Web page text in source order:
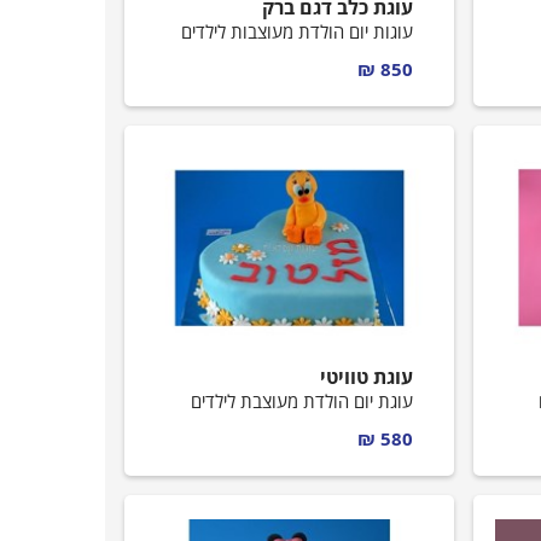
עוגת כלב דגם ברק
עוגות יום הולדת מעוצבות לילדים
850 ₪
עוגת טוויטי
עוגת יום הולדת מעוצבת לילדים
580 ₪